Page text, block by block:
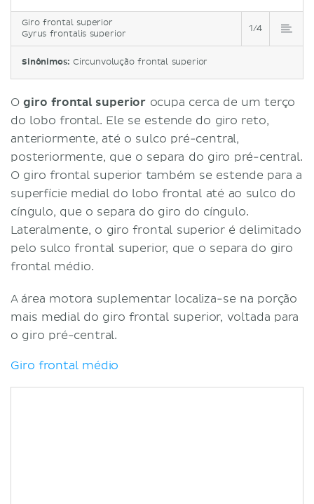
Giro frontal superior
Gyrus frontalis superior
1/4
Sinônimos: Circunvolução frontal superior
Ogiro frontal superior ocupa cerca de um terço
do lobo frontal. Ele se estende do giro reto,
anteriormente, até o sulco pré-central,
posteriormente, que o separa do giro pré-central.
O giro frontal superior também se estende para a
superfície medial do lobo frontal até ao sulco do
cíngulo, que o separa do giro do cíngulo.
Lateralmente, o giro frontal superior é delimitado
pelo sulco frontal superior, que o separa do giro
frontal médio.
A área motora suplementar localiza-se na porção
mais medial do giro frontal superior, voltada para
o giro pré-central.
Giro frontal médio